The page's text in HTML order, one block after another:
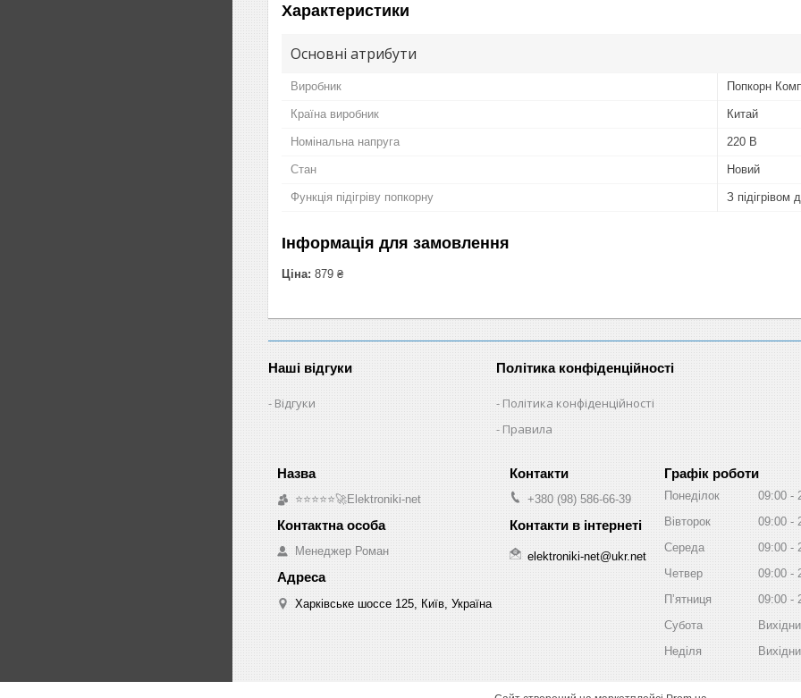
Характеристики
Основні атрибути
Виробник Попкорн
Країна виробник Китай
Номінальна напруга 220 В
Стан Новий
Функція підігріву попкорну З підігрівом
Інформація для замовлення
Ціна: 879 ₴
Наші відгуки
Відгуки
Політика конфіденційності
Політика конфіденційності
Правила
⭐⭐⭐⭐⭐🚀Elektroniki-net
Менеджер Роман
Харківське шоссе 125, Київ, Україна
+380 (98) 586-66-39
elektroniki-net@ukr.net
Графік роботи
Понеділок 09:00
Вівторок
09:00
Середа
09:00
Четвер
09:00
Пʼятниця
09:00
Субота
Неділя